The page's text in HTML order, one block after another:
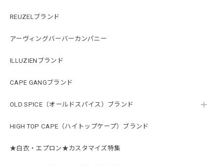
REUZELブランド
アーヴィングバーバーカンパニー
ILLUZIENブランド
CAPE GANGブランド
OLD SPICE（オールドスパイス）ブランド
HIGH TOP CAPE（ハイトップケープ）ブランド
★白衣・エプロン★カスタマイズ特集